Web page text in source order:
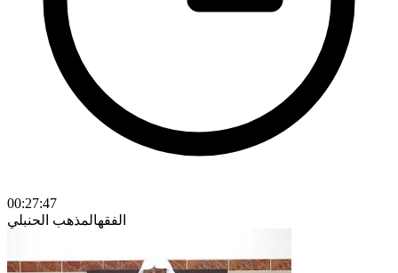
00:27:47
الفقهالمذهب الحنبلي